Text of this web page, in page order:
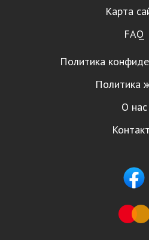
Карта
FAQ
Политика
Политика
О нас